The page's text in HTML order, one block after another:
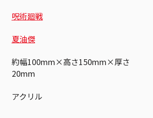
呪術廻戦
夏油傑
約幅100mm×高さ150mm×厚さ
20mm
アクリル